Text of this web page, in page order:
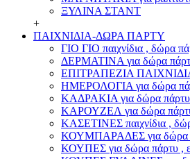
ΞΥΛΙΝΑ ΣΤΑΝΤ
+
ΠΑΙΧΝΙΔΙΑ-ΔΩΡΑ ΠΑΡΤΥ
ΓΙΟ ΓΙΟ παιχνίδια , δώρα
ΔΕΡΜΑΤΙΝΑ για δώρα
ΕΠΙΤΡΑΠΕΖΙΑ ΠΑΙΧΝΙΔΙΑ
ΗΜΕΡΟΛΟΓΙΑ για δώρα
ΚΑΔΡΑΚΙΑ για δώρα πάρτυ
ΚΑΡΟΥΖΕΛ για δώρα πάρτυ
ΚΑΣΕΤΙΝΕΣ παιχνίδια ,
ΚΟΥΜΠΑΡΑΔΕΣ για δώρα
ΚΟΥΠΕΣ για δώρα πάρτυ ,